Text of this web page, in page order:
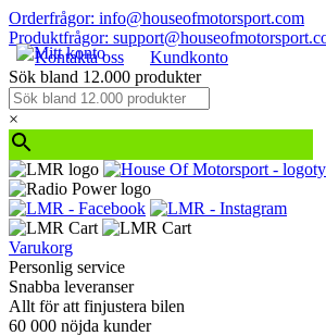
Orderfrågor: info@houseofmotorsport.com
Produktfrågor:
Kontakta oss
Kundkonto
Sök bland 12.000 produkter
×
Varukorg
Personlig service
Snabba leveranser
Allt för att finjustera bilen
60 000 nöjda kunder